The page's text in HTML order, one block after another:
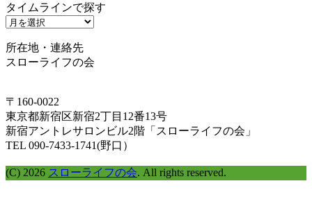
タイムラインで探す
タ
ム
ラ
で
探
す
所在地・連絡先
スローライフの会
〒160-0022
東京都新宿区新宿2丁目12番13号
新宿アントレサロンビル2階「スローライフの会」
TEL 090-7433-1741(野口）
(C) 2026 スローライフの会. All rights reserved.